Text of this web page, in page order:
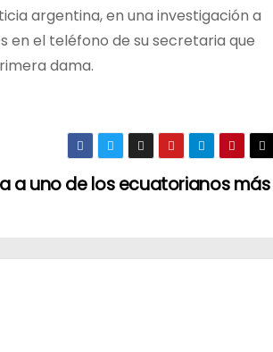
argentina, en una investigación a
en el teléfono de su secretaria que
dama.
a uno de los ecuatorianos más